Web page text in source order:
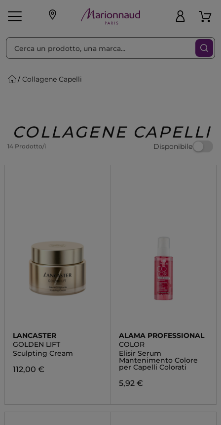
Make-up Profumi
Regalo
Collagene Capelli
COLLAGENE CAPELLI
14 Prodotto/i Disponibile
Ordina per Filtra
LANCASTER
GOLDEN LIFT
Sculpting Cream
112,00 €
ALAMA PROFESSIONAL
COLOR
Elisir Serum
Mantenimento Colore
per Capelli Colorati
5,92 €